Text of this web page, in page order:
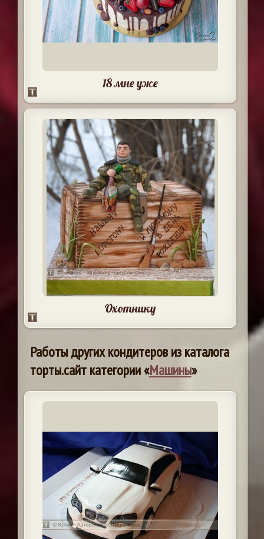
18 мне уже
Охотнику
Работы других кондитеров из каталога
торты.сайт категории «Машины»